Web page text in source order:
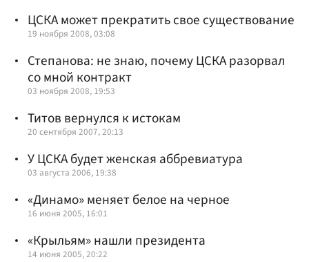
ЦСКА может прекратить свое существование
19 ноября 2008, 03:08
Степанова: не знаю, почему ЦСКА разорвал
со мной контракт
03 ноября 2008, 19:53
Титов вернулся к истокам
20 сентября 2007, 20:13
У ЦСКА будет женская аббревиатура
03 августа 2006, 19:38
«Динамо» меняет белое на черное
16 июня 2005, 16:01
«Крыльям» нашли президента
14 июня 2005, 20:22